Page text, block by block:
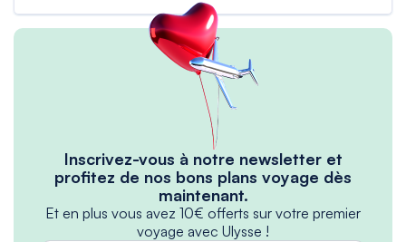
Inscrivez-vous à notre newsletter et
profitez de nos bons plans voyage dès
maintenant.
Et en plus vous avez 10€ offerts sur votre premier
voyage avec Ulysse !